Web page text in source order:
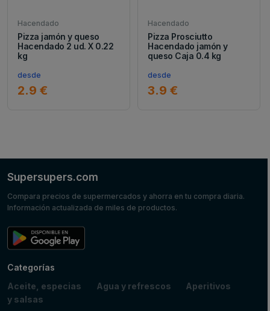
Hacendado
Pizza jamón y queso
Hacendado 2 ud. X 0.22
kg
desde
2.9 €
Hacendado
Pizza Prosciutto
Hacendado jamón y
queso Caja 0.4 kg
desde
3.9 €
Supersupers.com
Compara precios de supermercados y ahorra en tu compra diaria.
Información actualizada de miles de productos.
Categorías
Aceite, especias
y salsas
Agua y refrescos Aperitivos